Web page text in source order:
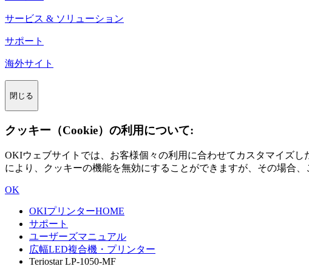
サービス & ソリューション
サポート
海外サイト
閉じる
クッキー（Cookie）の利用について:
OKIウェブサイトでは、お客様個々の利用に合わせてカスタマイズ
により、クッキーの機能を無効にすることができますが、その場合
OK
OKIプリンターHOME
サポート
ユーザーズマニュアル
広幅LED複合機・プリンター
Teriostar LP-1050-MF